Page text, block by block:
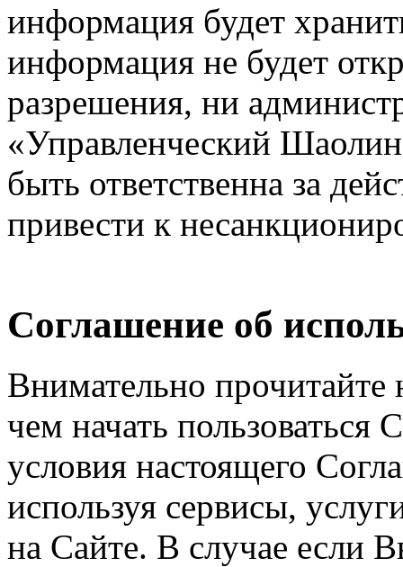
информация будет
информация не будет
разрешения, ни
«Управленческий
быть ответственна за
привести к
Соглашение об
Внимательно
чем начать
условия настоящего
используя сервисы,
на Сайте. В случае если